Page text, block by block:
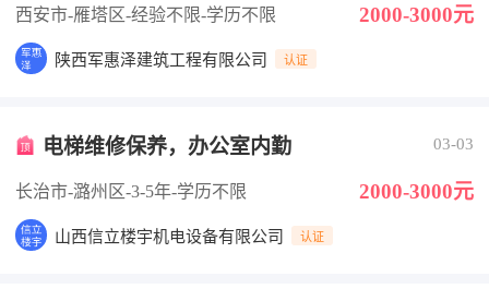
西安市-雁塔区-经验不限-学历不限 2000-3000元
陕西军惠泽建筑工程有限公司 认证
电梯维修保养，办公室内勤 03-03
长治市-潞州区-3-5年-学历不限 2000-3000元
山西信立楼宇机电设备有限公司 认证